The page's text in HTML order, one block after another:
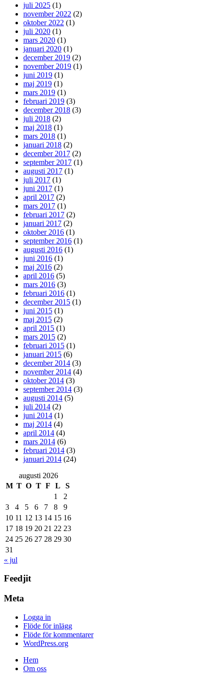
juli 2025 (1)
november 2022 (2)
oktober 2022 (1)
juli 2020 (1)
mars 2020 (1)
januari 2020 (1)
december 2019 (2)
november 2019 (1)
juni 2019 (1)
maj 2019 (1)
mars 2019 (1)
februari 2019 (3)
december 2018 (3)
juli 2018 (2)
maj 2018 (1)
mars 2018 (1)
januari 2018 (2)
december 2017 (2)
september 2017 (1)
augusti 2017 (1)
juli 2017 (1)
juni 2017 (1)
april 2017 (2)
mars 2017 (1)
februari 2017 (2)
januari 2017 (2)
oktober 2016 (1)
september 2016 (1)
augusti 2016 (1)
juni 2016 (1)
maj 2016 (2)
april 2016 (5)
mars 2016 (3)
februari 2016 (1)
december 2015 (1)
juni 2015 (1)
maj 2015 (2)
april 2015 (1)
mars 2015 (2)
februari 2015 (1)
januari 2015 (6)
december 2014 (3)
november 2014 (4)
oktober 2014 (3)
september 2014 (3)
augusti 2014 (5)
juli 2014 (2)
juni 2014 (1)
maj 2014 (4)
april 2014 (4)
mars 2014 (6)
februari 2014 (3)
januari 2014 (24)
augusti 2026
M T O T F L
S
1
2
3
4 5 6 7 8
9
10 11 12 13 14 15 16
17 18 19 20 21 22 23
24 25 26 27 28 29 30
31
« jul
Feedjit
Meta
Logga in
Flöde för inlägg
Flöde för kommentarer
WordPress.org
Hem
Om oss